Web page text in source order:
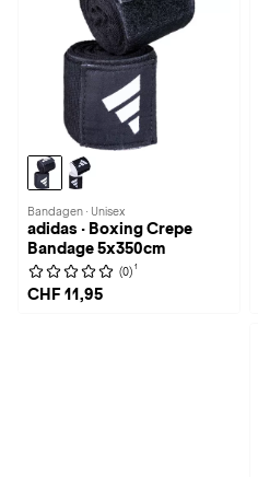
Bandagen · Unisex
adidas · Boxing Crepe
Bandage 5x350cm
(0) 1
CHF 11,95